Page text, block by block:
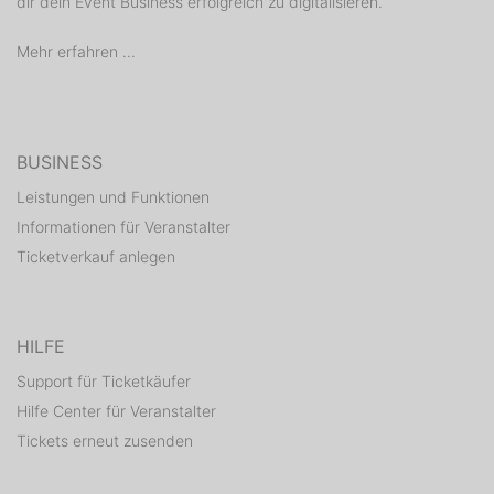
McDonalds ca. 5 Minuten entfernt
ᐓ Event ab 16 Jahren mit Aufsichtsberechtigung:
߷߷߷߷߷ Social ߷߷߷߷߷
https://www.instagram.com/paradoxcommunity/
ᐓ Facebook: https://www.facebook.com/clubparadox/
Mehr erfahren ...
BUSINESS
Leistungen und Funktionen
Informationen für Veranstalter
Ticketverkauf anlegen
HILFE
Support für Ticketkäufer
Hilfe Center für Veranstalter
Tickets erneut zusenden